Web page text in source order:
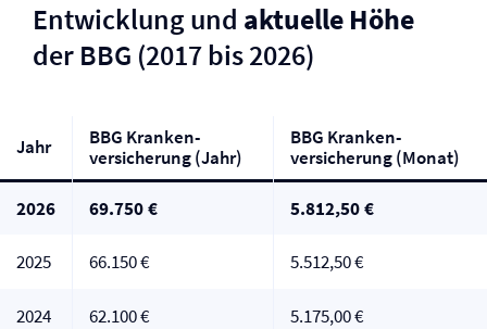
Entwicklung und aktuelle Höhe
der BBG (2017 bis 2026)
Jahr
BBG Kranken­
versicherung (Jahr)
BBG Kranken­
versicherung (Monat)
2026 69.750 € 5.812,50 €
2025 66.150 € 5.512,50 €
2024 62.100 € 5.175,00 €